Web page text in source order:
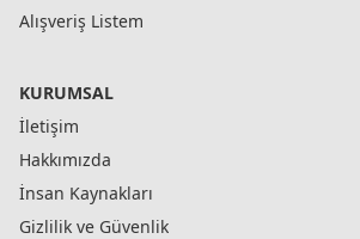
Alışveriş Listem
KURUMSAL
İletişim
Hakkımızda
İnsan Kaynakları
Gizlilik ve Güvenlik